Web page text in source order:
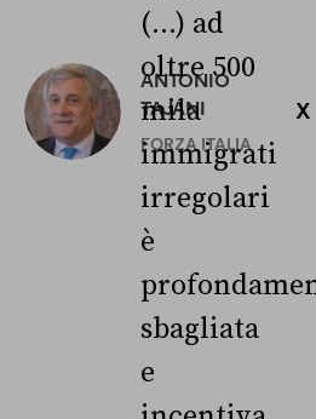
ANTONIO
TAJANI
FORZA ITALIA
(...) ad
oltre 500
mila
immigrati
irregolari
è
sbagliata
e
X